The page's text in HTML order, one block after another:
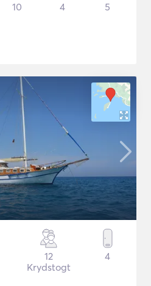
10 4 5
12
Krydstogt
4